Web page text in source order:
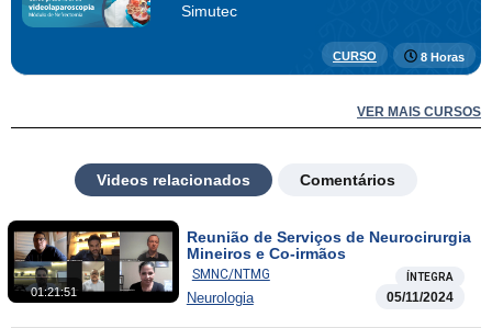
Simutec
CURSO 8 Horas
VER MAIS CURSOS
Videos relacionados Comentários
01:21:51
Reunião de Serviços de Neurocirurgia
Mineiros e Co-irmãos
SMNC/NTMG ÍNTEGRA
Neurologia 05/11/2024